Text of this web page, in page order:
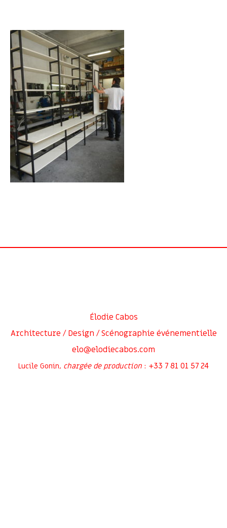
Élodie Cabos
Architecture / Design / Scénographie événementielle
elo@elodiecabos.com
Lucile Gonin, chargée de production : +33 7 81 01 57 24